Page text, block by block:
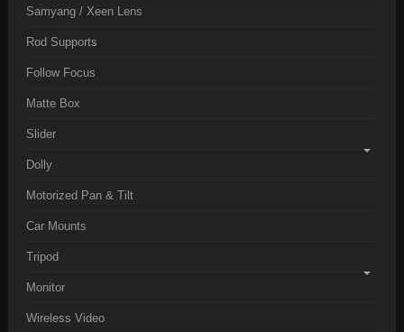
Samyang / Xeen Lens
Rod Supports
Follow Focus
Matte Box
Slider
Dolly
Motorized Pan & Tilt
Car Mounts
Tripod
Monitor
Wireless Video